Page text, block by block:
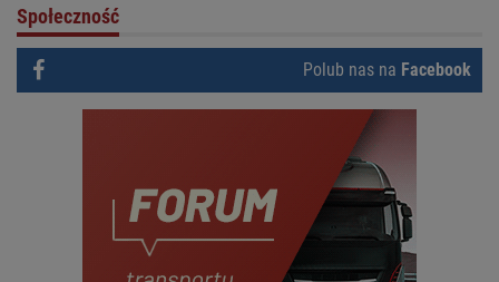
Społeczność
Polub nas na Facebook